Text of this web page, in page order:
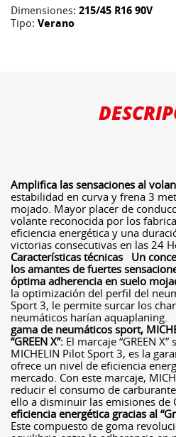
Dimensiones: 215/45 R16 90V
Tipo: Verano
Amplifica las sensaciones al
estabilidad en curva y frena 3
mojado. Mayor placer de
volante reconocida por los
eficiencia energética y una
victorias consecutivas en las 24
Características técnicas
Un
los amantes de fuertes
óptima adherencia en suelo
la optimización del perfil del
Sport 3, le permite surcar los
neumáticos harían aquaplaning.
gama de neumáticos sport,
“GREEN X”: El marcaje “GREEN
MICHELIN Pilot Sport 3, es la
ofrece un nivel de eficiencia
mercado. Con este marcaje,
reducir el consumo de
ello a disminuir las emisiones
eficiencia energética gracias al
Este compuesto de goma